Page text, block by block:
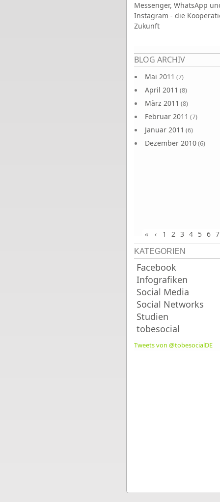
Messenger, WhatsApp
Instagram - die
Zukunft
BLOG ARCHIV
Mai 2011 (7)
April 2011 (8)
März 2011 (8)
Februar 2011 (7)
Januar 2011 (6)
Dezember 2010(6)
Seiten
« ‹ 1 2 3 4 5 6 7
KATEGORIEN
Facebook
Infografiken
Social Media
Social Networks
Studien
tobesocial
Tweets von @tobesocialDE